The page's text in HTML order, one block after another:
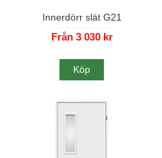
Innerdörr slät G21
Från 3 030 kr
Köp